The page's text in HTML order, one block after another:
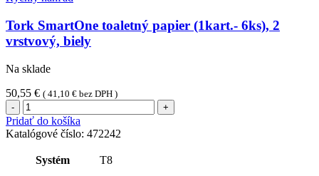
Tork SmartOne toaletný papier (1kart.- 6ks), 2
vrstvový, biely
Na sklade
50,55 € ( 41,10 € bez DPH )
množstvo
Tork
SmartOne
toaletný
papier
(1kart.-
Pridať do košíka
Katalógové číslo: 472242
Systém T8